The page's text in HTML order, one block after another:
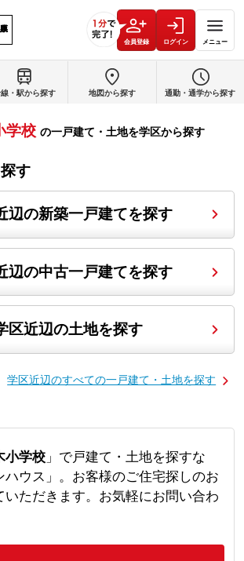
会員登録 ログイン メニュー
・駅から探す 地図から探す 通勤・通学から探す
学校 の一戸建て・土地を学区から探す
す
辺の新築一戸建てを探す
辺の中古一戸建てを探す
区近辺の土地を探す
学区近辺のすべての一戸建て・土地を探す
小学校」で戸建て・土地を探すな
ハウス」。お客様のご住宅探しのお
いただきます。お気軽にお問い合わ